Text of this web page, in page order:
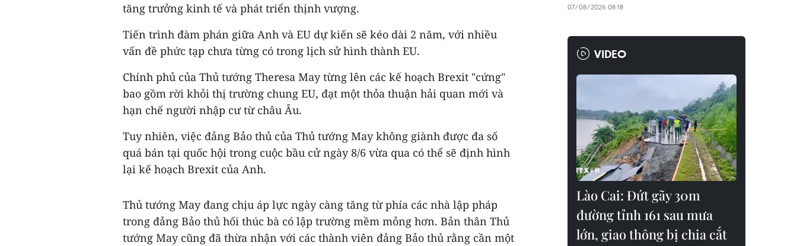
tăng trưởng kinh tế và phát triển thịnh vượng.
Tiến trình đàm phán giữa Anh và EU dự kiến sẽ kéo dài 2 năm, với nhiều
vấn đề phức tạp chưa từng có trong lịch sử hình thành EU.
Chính phủ của Thủ tướng Theresa May từng lên các kế hoạch Brexit "cứng"
bao gồm rời khỏi thị trường chung EU, đạt một thỏa thuận hải quan mới và
hạn chế người nhập cư từ châu Âu.
Tuy nhiên, việc đảng Bảo thủ của Thủ tướng May không giành được đa số
quá bán tại quốc hội trong cuộc bầu cử ngày 8/6 vừa qua có thể sẽ định hình
lại kế hoạch Brexit của Anh.
Thủ tướng May đang chịu áp lực ngày càng tăng từ phía các nhà lập pháp
trong đảng Bảo thủ hối thúc bà có lập trường mềm mỏng hơn. Bản thân Thủ
tướng May cũng đã thừa nhận với các thành viên đảng Bảo thủ rằng cần một
07/08/2026 08:18
VIDEO
Lào Cai: Đứt gãy 30m
đường tỉnh 161 sau mưa
lớn, giao thông bị chia cắt